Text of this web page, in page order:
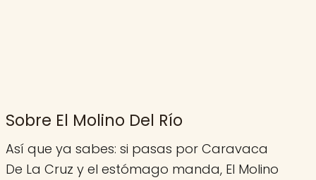
Sobre El Molino Del Río
Así que ya sabes: si pasas por Caravaca
De La Cruz y el estómago manda, El Molino